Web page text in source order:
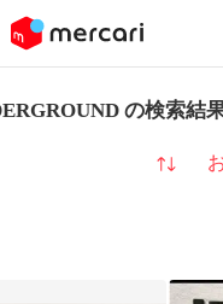
の検索結
並び替え